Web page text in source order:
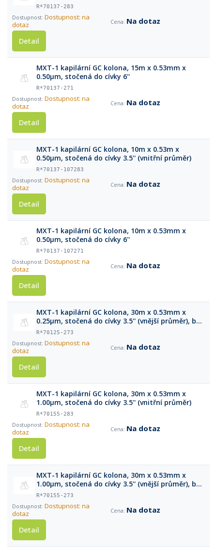
R*70137-283
Dostupnost: na
dotaz
Na dotaz
Detail
MXT-1 kapilární GC kolona, 15m x 0.53mm x
0.50μm, stočená do cívky 6''
R*70137-271
Dostupnost: na
dotaz
Na dotaz
Detail
MXT-1 kapilární GC kolona, 10m x 0.53m x
0.50μm, stočená do cívky 3.5'' (vnitřní průměr)
R*70137-107283
Dostupnost: na
dotaz
Na dotaz
Detail
MXT-1 kapilární GC kolona, 10m x 0.53mm x
0.50μm, stočená do cívky 6''
R*70137-107271
Dostupnost: na
dotaz
Na dotaz
Detail
MXT-1 kapilární GC kolona, 30m x 0.53mm x
0.25μm, stočená do cívky 3.5'' (vnější průměr), bez
klece
R*70125-273
Dostupnost: na
dotaz
Na dotaz
Detail
MXT-1 kapilární GC kolona, 30m x 0.53mm x
1.00μm, stočená do cívky 3.5'' (vnitřní průměr)
R*70155-283
Dostupnost: na
dotaz
Na dotaz
Detail
MXT-1 kapilární GC kolona, 30m x 0.53mm x
1.00μm, stočená do cívky 3.5'' (vnější průměr), bez
klece
R*70155-273
Dostupnost: na
dotaz
Na dotaz
Detail